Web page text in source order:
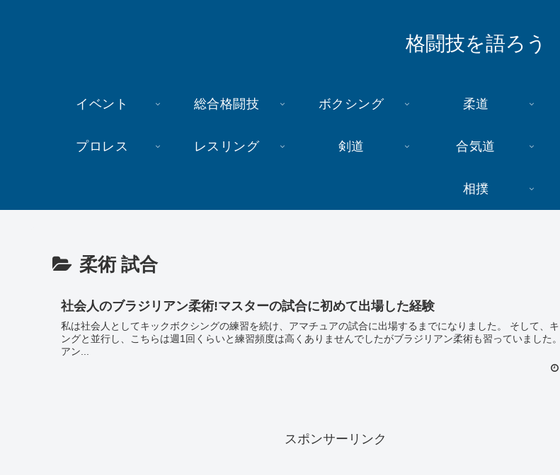
格闘技を語ろう
イベント 総合格闘技 ボクシング 柔道
プロレス レスリング 剣道 合気道
相撲
柔術 試合
社会人のブラジリアン柔術!マスターの試合に初めて出場した経験
私は社会人としてキックボクシングの練習を続け、アマチュアの試合に出場するまでになりました。 そして、キックボクシ
ングと並行し、こちらは週1回くらいと練習頻度は高くありませんでしたがブラジリアン柔術も習っていました。 ブラジリ
アン...
スポンサーリンク